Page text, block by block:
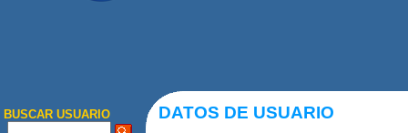
BUSCAR USUARIO DATOS DE USUARIO